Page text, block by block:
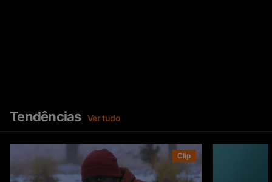
Tendências Ver tudo
Clip